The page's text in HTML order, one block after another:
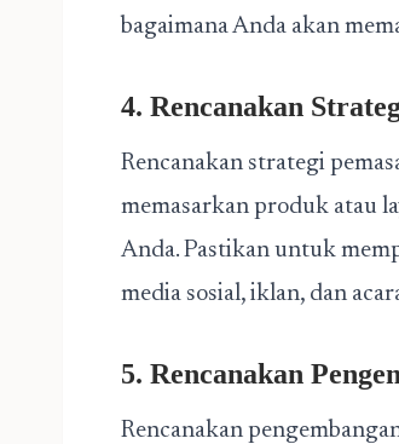
bagaimana Anda akan
4. Rencanakan
Rencanakan strategi
memasarkan produk atau
Anda. Pastikan untuk
media sosial, iklan, dan
5. Rencanakan
Rencanakan